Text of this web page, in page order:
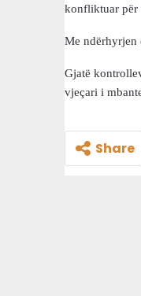
konfliktuar për
Me ndërhyrjen
Gjatë
vjeçari i
Share